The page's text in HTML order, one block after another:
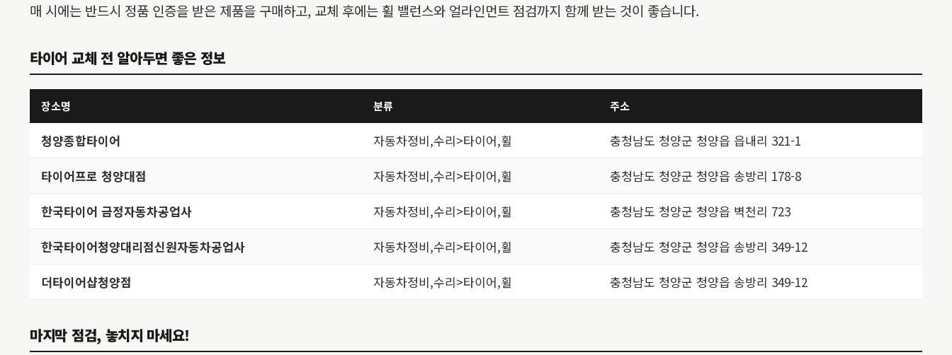
매 시에는 반드시 정품 인증을 받은 제품을 구매하고, 교체 후에는 휠 밸런스와 얼라인먼트 점검까지 함께 받는 것이 좋습니다.
타이어 교체 전 알아두면 좋은 정보
장소명 분류 주소
청양종합타이어 자동차정비,수리>타이어,휠
충청남도 청양군 청양읍 읍내리 321-1
타이어프로 청양대점
자동차정비,수리>타이어,휠
충청남도 청양군 청양읍 송방리 178-8
한국타이어 금정자동차공업사
자동차정비,수리>타이어,휠
충청남도 청양군 청양읍 벽천리 723
한국타이어청양대리점신원자동차공업사
자동차정비,수리>타이어,휠
충청남도 청양군 청양읍 송방리 349-12
더타이어샵청양점
자동차정비,수리>타이어,휠 충청남도 청양군 청양읍 송방리 349-12
마지막 점검, 놓치지 마세요!